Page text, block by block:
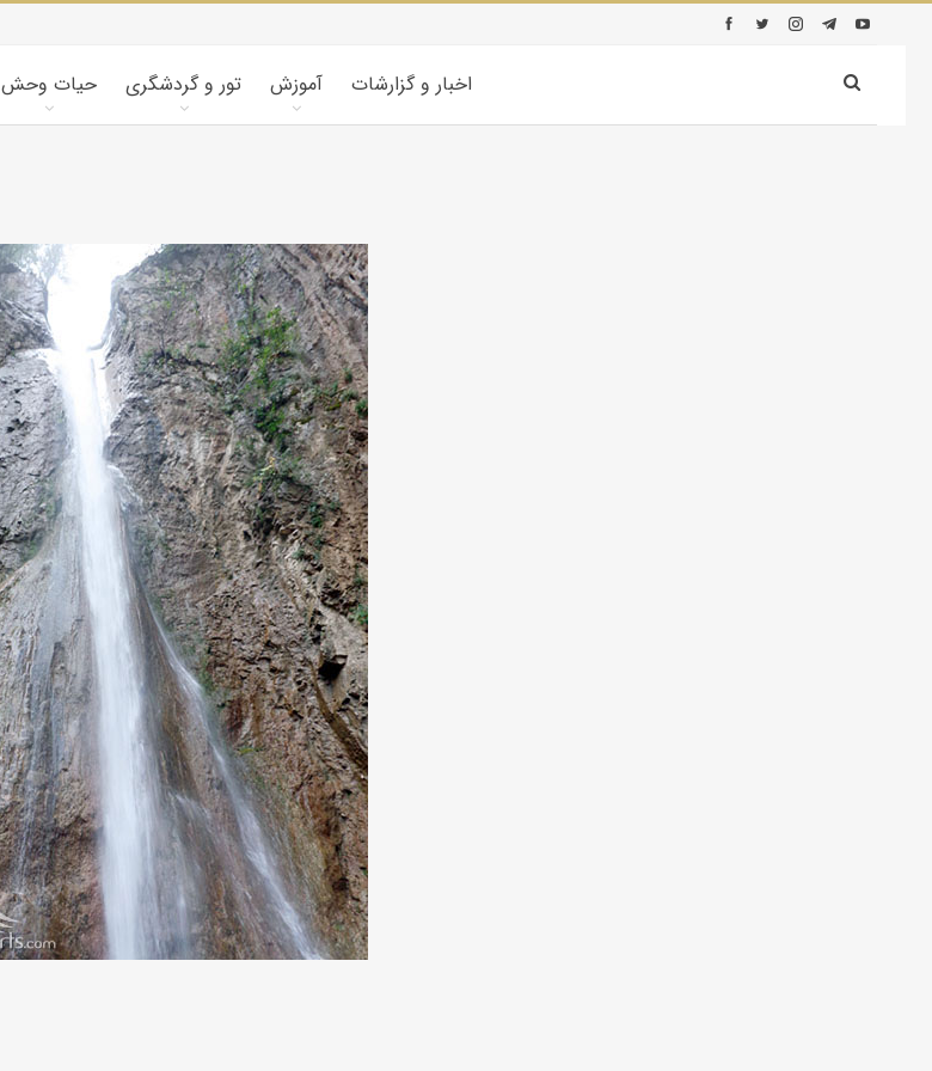
حیات وحش تور و گردشگری آموزش اخبار و گزارشات